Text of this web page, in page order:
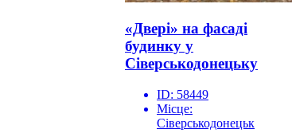
«Двері» на фасаді
будинку у
Сіверськодонецьку
ID: 58449
Місце:
Сіверськодонецьк